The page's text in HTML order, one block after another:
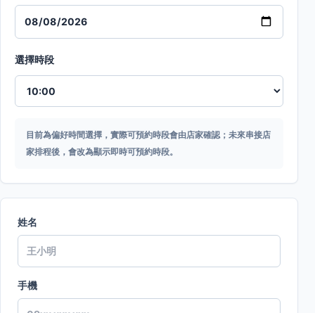
選擇時段
目前為偏好時間選擇，實際可預約時段會由店家確認；未來串接店
家排程後，會改為顯示即時可預約時段。
姓名
手機